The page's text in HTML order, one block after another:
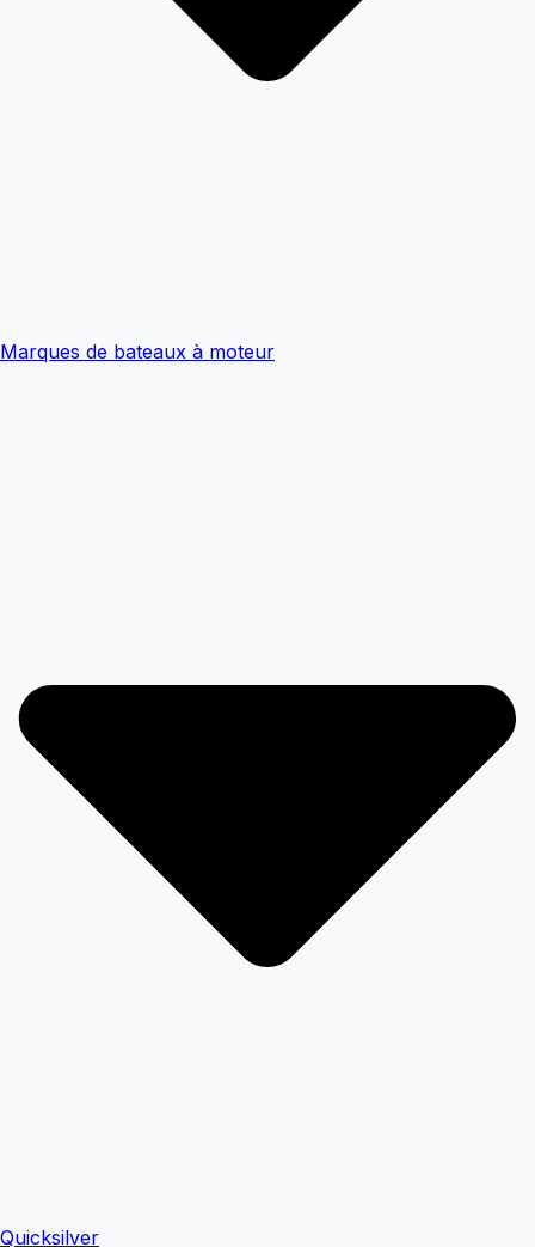
Marques de bateaux à moteur
Quicksilver